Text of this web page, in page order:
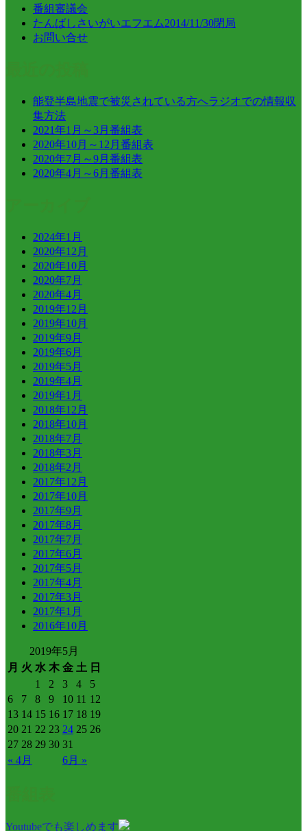
番組審議会
たんばしさいがいエフエム2014/11/30閉局
お問い合せ
能登半島地震で被災されている方へラジオでの情報収
集方法
2021年1月～3月番組表
2020年10月～12月番組表
2020年7月～9月番組表
2020年4月～6月番組表
2024年1月
2020年12月
2020年10月
2020年7月
2020年4月
2019年12月
2019年10月
2019年9月
2019年6月
2019年5月
2019年4月
2019年1月
2018年12月
2018年10月
2018年7月
2018年3月
2018年2月
2017年12月
2017年10月
2017年9月
2017年8月
2017年7月
2017年6月
2017年5月
2017年4月
2017年3月
2017年1月
2016年10月
2019年5月
月 火 水 木 金 土 日
« 4月 6月 »
1 2 3 4
5
6
7 8 9 10 11 12
13 14 15 16 17 18 19
20 21 22 23 24 25 26
27 28 29 30 31
Youtubeでも楽しめます